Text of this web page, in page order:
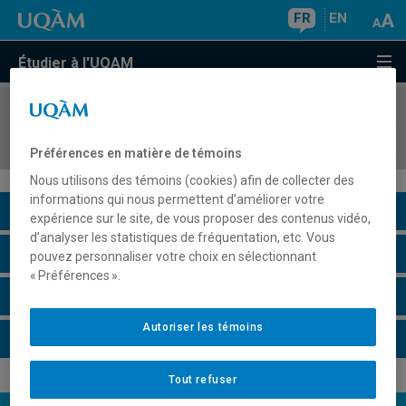
FR EN
Étudier à l'UQAM
COURS//
Description du cours
Horaire - Été 2026
Préférences en matière de témoins
Nous utilisons des témoins (cookies) afin de collecter des
informations qui nous permettent d’améliorer votre
expérience sur le site, de vous proposer des contenus vidéo,
d’analyser les statistiques de fréquentation, etc. Vous
pouvez personnaliser votre choix en sélectionnant
« Préférences ».
Tout refuser
Autoriser les témoins